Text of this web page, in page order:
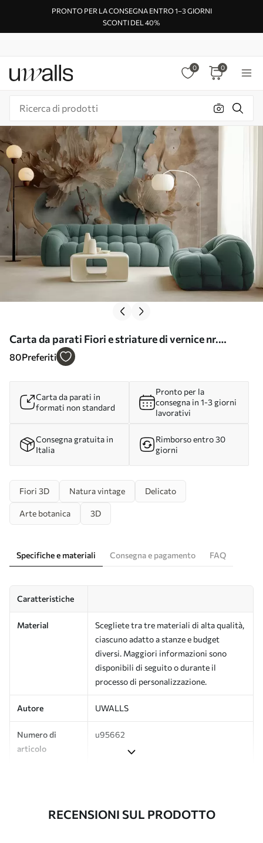
PRONTO PER LA CONSEGNA ENTRO 1–3 GIORNI
SCONTI DEL 40%
0 0
Carta da parati Fiori e striature di vernice nr.
u95662
80Preferiti
Carta da parati in
formati non standard
Pronto per la
consegna in 1-3 giorni
lavorativi
Consegna gratuita in
Italia
Rimborso entro 30
giorni
Fiori 3D Natura vintage Delicato
Arte botanica 3D
Specifiche e materiali Consegna e pagamento FAQ
Caratteristiche
Material
Scegliete tra tre materiali di alta qualità,
ciascuno adatto a stanze e budget
diversi. Maggiori informazioni sono
disponibili di seguito o durante il
processo di personalizzazione.
Autore UWALLS
Numero di
articolo
u95662
RECENSIONI SUL PRODOTTO